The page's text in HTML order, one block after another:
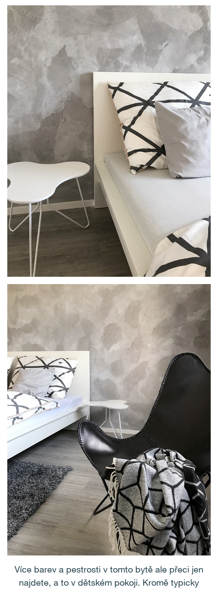
Více barev a pestrosti v tomto bytě ale přeci jen
najdete, a to v dětském pokoji. Kromě typicky